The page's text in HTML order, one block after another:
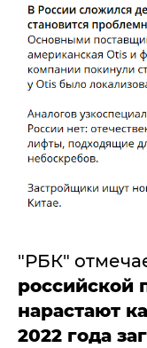
"РБК"
российской
нарастают
2022 года